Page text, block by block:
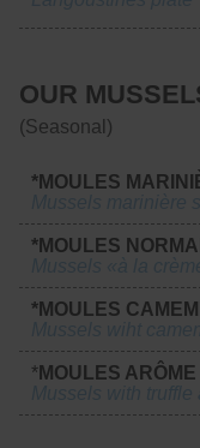
OUR
(Seasonal)
*MOULES
*MOULES
*MOULES
*MOULES